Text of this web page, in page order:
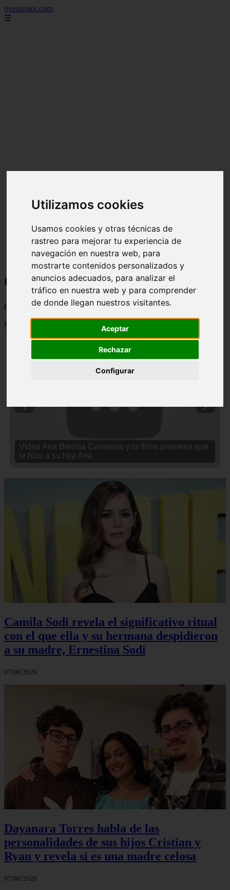
Utilizamos cookies
Usamos cookies y otras técnicas de
rastreo para mejorar tu experiencia de
navegación en nuestra web, para
mostrarte contenidos personalizados y
anuncios adecuados, para analizar el
tráfico en nuestra web y para comprender
de donde llegan nuestros visitantes.
Aceptar
Rechazar
Configurar
oyequotes.com
☰
Curiosidades y Sabias que
Cosas curiosas, curiosidades, noticias impactantes y mucho mas
Mostrando 1 - 24 de 2838 artículos
Video Ana Brenda Contreras y la firme promesa que
le hizo a su hija Aria
Camila Sodi revela el significativo ritual
con el que ella y su hermana despidieron
a su madre, Ernestina Sodi
07/08/2026
Dayanara Torres habla de las
personalidades de sus hijos Cristian y
Ryan y revela si es una madre celosa
07/08/2026